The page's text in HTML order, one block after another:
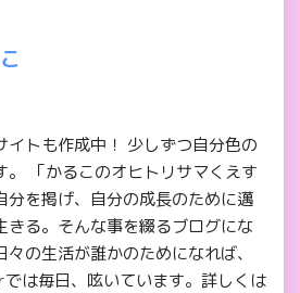
イトも作成中！ 少しずつ自分色の
。 「かるこのオヒトリサマくえす
を掲げ、自分の成長のために邁
きる。そんな事を綴るブログにな
の生活が誰かのためになれば、
は毎日、呟いています。詳しくは